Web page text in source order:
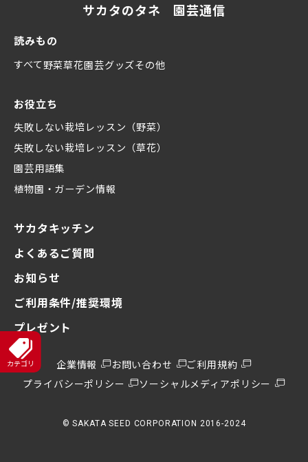
サカタのタネ 園芸通信
読みもの
すべて野菜草花園芸グッズその他
お役立ち
失敗しない栽培レッスン（野菜）
失敗しない栽培レッスン（草花）
園芸用語集
植物園・ガーデン情報
サカタキッチン
よくあるご質問
お知らせ
ご利用条件/推奨環境
プレゼント
企業情報 お問い合わせ
ご利用規約
プライバシーポリシー
ソーシャルメディアポリシー
© SAKATA SEED CORPORATION 2016-2024